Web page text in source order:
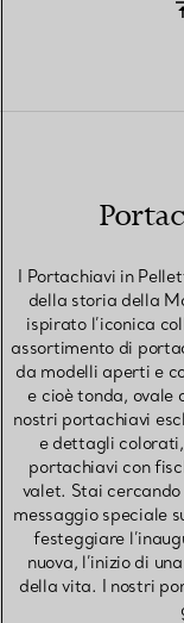
I Portachiavi in
della storia della
ispirato l’iconica
assortimento di
da modelli aperti e
e cioè tonda, ovale
nostri portachiavi
e dettagli
portachiavi con
valet. Stai
messaggio speciale
festeggiare
nuova, l’inizio di
della vita. I nostri